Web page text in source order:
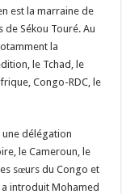
est la marraine de
Sékou Touré. Au
la
le Tchad, le
Congo-RDC, le
une délégation
le Cameroun, le
sœurs du Congo et
a introduit Mohamed